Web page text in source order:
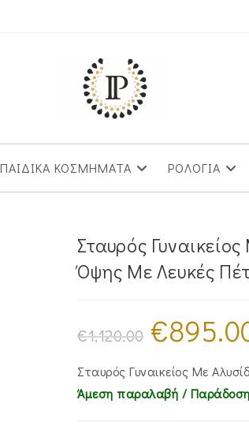
ΠΑΙΔΙΚΑ ΚΟΣΜΗΜΑΤΑ ΡΟΛΟΓΙΑ
Σταυρός
Όψης Με Λευκές
€1,120.00
Original
price
was:
€
Σταυρός Γυναικείος Με
Άμεση παραλαβή /